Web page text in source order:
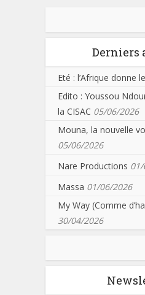
Derniers
Eté : l’Afrique donne
Edito : Youssou
la CISAC 05/06/2026
Mouna, la nouvelle
05/06/2026
Nare Productions
Massa 01/06/2026
My Way (Comme
30/04/2026